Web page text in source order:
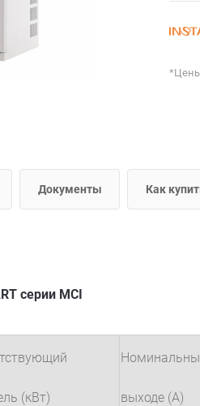
*Цены
Документы Как
серии MCI
(кВт) выходе (А)